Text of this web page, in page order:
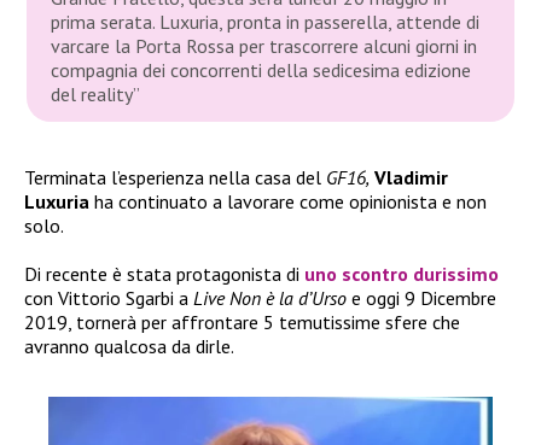
prima serata. Luxuria, pronta in passerella, attende di
varcare la Porta Rossa per trascorrere alcuni giorni in
compagnia dei concorrenti della sedicesima edizione
del reality”
Terminata l’esperienza nella casa del GF16, Vladimir
Luxuria ha continuato a lavorare come opinionista e non
solo.
Di recente è stata protagonista di uno scontro durissimo
con Vittorio Sgarbi a Live Non è la d’Urso e oggi 9 Dicembre
2019, tornerà per affrontare 5 temutissime sfere che
avranno qualcosa da dirle.